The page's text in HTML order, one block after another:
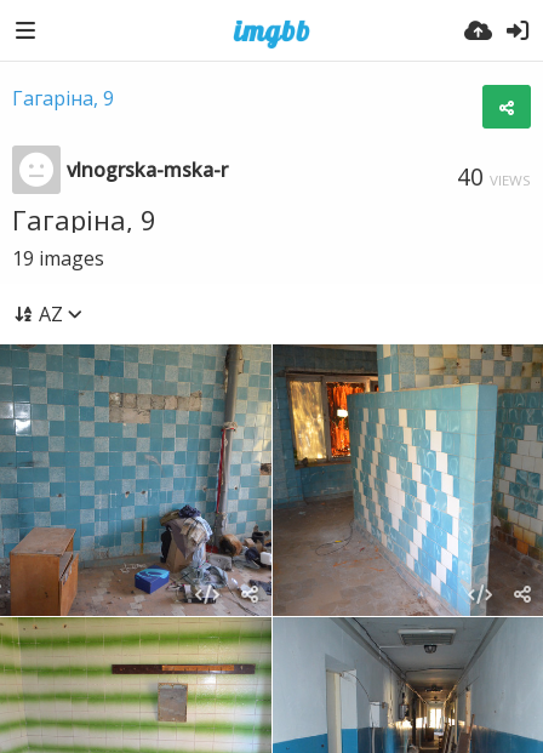
Гагаріна, 9
vlnogrska-mska-r 40 VIEWS
Гагаріна, 9
19 images
AZ